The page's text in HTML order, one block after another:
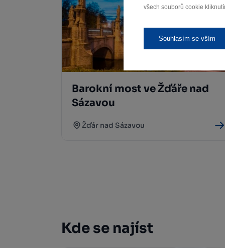
všech souborů cookie
Souhlasím se vším
Barokní most ve Žďáře nad
Sázavou
Žďár nad Sázavou
Kde se najíst